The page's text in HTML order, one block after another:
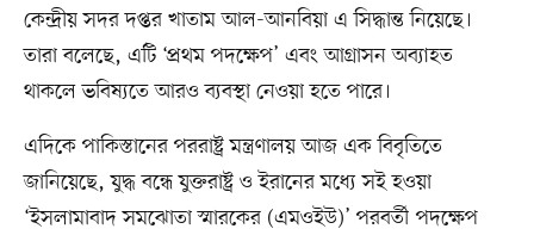
কেন্দ্রীয় সদর দপ্তর খাতাম আল-আনবিয়া এ সিদ্ধান্ত নিয়েছে।
তারা বলেছে, এটি ‘প্রথম পদক্ষেপ’ এবং আগ্রাসন অব্যাহত
থাকলে ভবিষ্যতে আরও ব্যবস্থা নেওয়া হতে পারে।
এদিকে পাকিস্তানের পররাষ্ট্র মন্ত্রণালয় আজ এক বিবৃতিতে
জানিয়েছে, যুদ্ধ বন্ধে যুক্তরাষ্ট্র ও ইরানের মধ্যে সই হওয়া
‘ইসলামাবাদ সমঝোতা স্মারকের (এমওইউ)’ পরবর্তী পদক্ষেপ